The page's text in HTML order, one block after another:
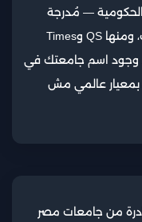
— مُدرجة
ضمن أبرز التصنيفات العالمية للجامعات، ومنها QS وTimes
Higher Education وShanghai وLeiden. وجود اسم جامعتك في
عالمي مش
من جامعات مصر